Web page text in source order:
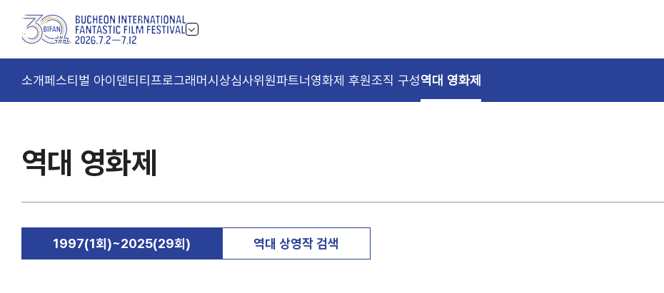
소개페스티벌 아이덴티티 프로그래머시상심사위원파트너영화제 후원조직 구성역대 영화제
역대 영화제
1997(1회)~2025(29회) 역대 상영작 검색